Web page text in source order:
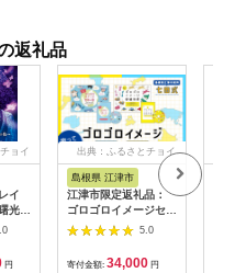
返礼品
ョイ
ス
イ
光に
－並
の
円
出典：ふるさとチョイ
島根県 江津市
江津市限定返礼品：
ゴロゴロイメージセッ
ト （ 都道府県 ・ 世
界の国 ） 【SC-36】
しちだ 七田式 七田式
5.0
寄付金額: 34,000 円